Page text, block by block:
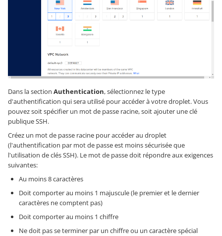
Dans la section Authentication, sélectionnez le type
d'authentification qui sera utilisé pour accéder à votre droplet. Vous
pouvez soit spécifier un mot de passe racine, soit ajouter une clé
publique SSH.
Créez un mot de passe racine pour accéder au droplet
(l'authentification par mot de passe est moins sécurisée que
l'utilisation de clés SSH). Le mot de passe doit répondre aux exigences
suivantes:
Au moins 8 caractères
Doit comporter au moins 1 majuscule (le premier et le dernier
caractères ne comptent pas)
Doit comporter au moins 1 chiffre
Ne doit pas se terminer par un chiffre ou un caractère spécial